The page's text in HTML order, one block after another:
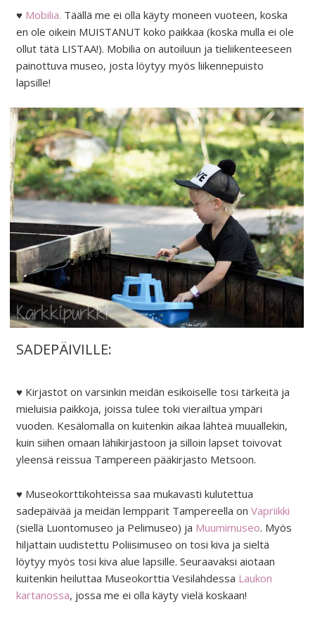
♥ Mobilia. Täällä me ei olla käyty moneen vuoteen, koska
en ole oikein MUISTANUT koko paikkaa (koska mulla ei ole
ollut tätä LISTAA!). Mobilia on autoiluun ja tieliikenteeseen
painottuva museo, josta löytyy myös liikennepuisto
lapsille!
SADEPÄIVILLE:
♥ Kirjastot on varsinkin meidän esikoiselle tosi tärkeitä ja
mieluisia paikkoja, joissa tulee toki vierailtua ympäri
vuoden. Kesälomalla on kuitenkin aikaa lähteä muuallekin,
kuin siihen omaan lähikirjastoon ja silloin lapset toivovat
yleensä reissua Tampereen pääkirjasto Metsoon.
♥ Museokorttikohteissa saa mukavasti kulutettua
sadepäivää ja meidän lempparit Tampereella on Vapriikki
(siellä Luontomuseo ja Pelimuseo) ja Muumimuseo. Myös
hiljattain uudistettu Poliisimuseo on tosi kiva ja sieltä
löytyy myös tosi kiva alue lapsille. Seuraavaksi aiotaan
kuitenkin heiluttaa Museokorttia Vesilahdessa Laukon
kartanossa, jossa me ei olla käyty vielä koskaan!